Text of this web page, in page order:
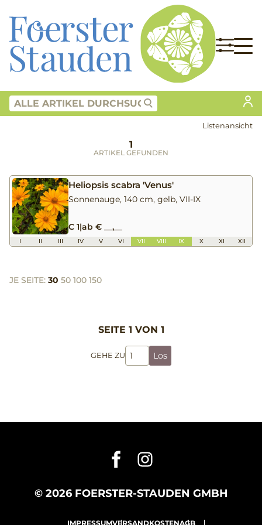
Listenansicht
1
ARTIKEL GEFUNDEN
Heliopsis scabra 'Venus'
Sonnenauge, 140 cm, gelb, VII-IX
C 1|ab € __,__
I II III IV V VI VII VIII IX X XI XII
JE SEITE: 30 50 100 150
SEITE 1 VON 1
GEHE ZU Los
© 2026 FOERSTER-STAUDEN GMBH
IMPRESSUMVERSANDKOSTENAGB